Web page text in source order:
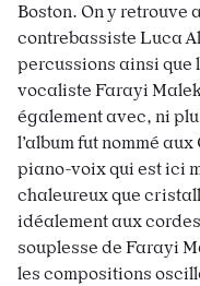
Boston. On y
contrebassiste Luca
percussions ainsi que
vocaliste Farayi
également avec, ni
l’album fut nommé aux
piano-voix qui est ici
chaleureux que
idéalement aux
souplesse de Farayi
les compositions